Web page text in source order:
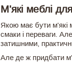
М'які меблі
Якою має бути м'які
смаки і переваги.
затишними,
Але де ж придбати